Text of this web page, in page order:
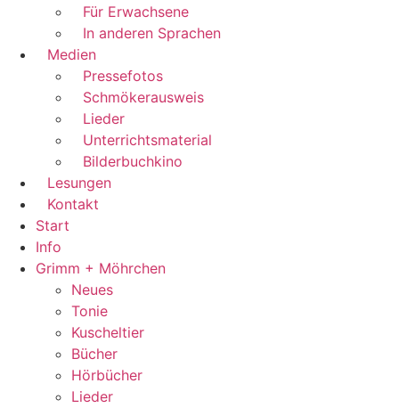
Für Erwachsene
In anderen Sprachen
Medien
Pressefotos
Schmökerausweis
Lieder
Unterrichtsmaterial
Bilderbuchkino
Lesungen
Kontakt
Start
Info
Grimm + Möhrchen
Neues
Tonie
Kuscheltier
Bücher
Hörbücher
Lieder